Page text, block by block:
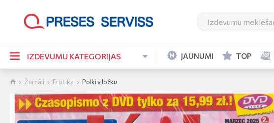
IZDEVUMU KATEGORIJAS JAUNUMI TOP
Žurnāli Erotika Polki v ložku